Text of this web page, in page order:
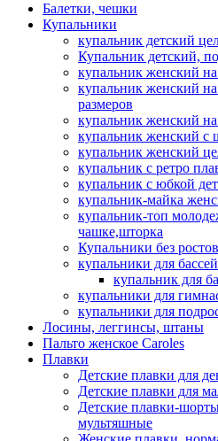
Балетки, чешки
Купальники
купальник детский
Купальник детский,
купальник женский
купальник женский
размеров
купальник женский
купальник женский с
купальник женский
купальник с ретро
купальник с юбкой
купальник-майка
купальник-топ
чашке,шторка
Купальники без
купальники для
купальник для
купальники для
купальники для
Лосины, леггинсы, штаны
Пальто женское Caroles
Плавки
Детские плавки для
Детские плавки для
Детские плавки-
мультяшные